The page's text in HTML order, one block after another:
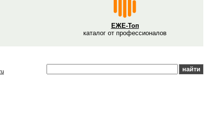
ЕЖЕ-Топ
каталог от профессионалов